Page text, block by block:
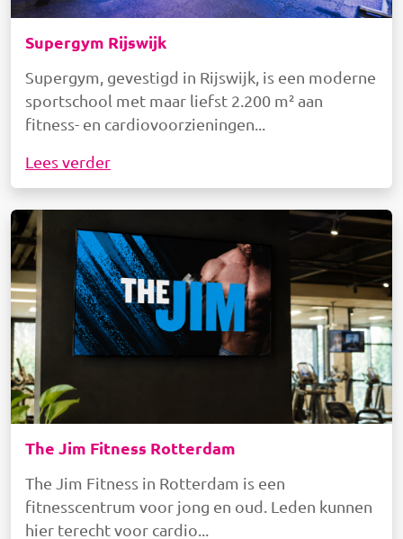
Supergym Rijswijk
Supergym, gevestigd in Rijswijk, is een moderne
sportschool met maar liefst 2.200 m² aan
fitness- en cardiovoorzieningen
Lees verder
Afbeelding
The Jim Fitness Rotterdam
The Jim Fitness in Rotterdam is een
fitnesscentrum voor jong en oud. Leden kunnen
hier terecht voor cardio